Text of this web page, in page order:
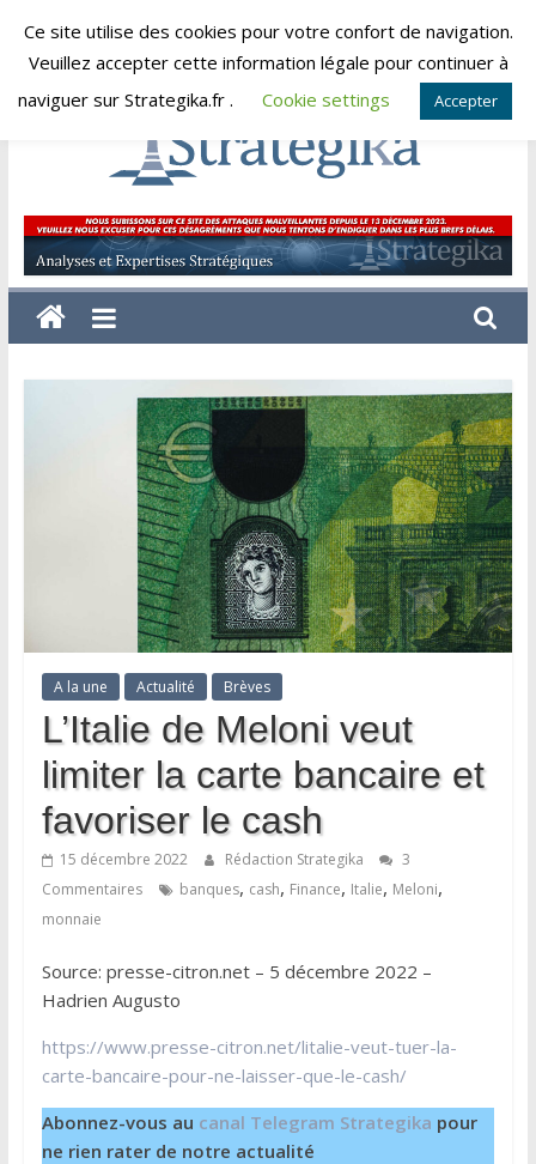
Skip
lundi, août 10, 2026
Strategika
Expertise
et
Analyses
A la une Actualité Brèves
L’Italie de Meloni veut
limiter la carte bancaire et
favoriser le cash
15 décembre 2022 Rédaction Strategika
3
Commentaires
banques, cash, Finance, Italie, Meloni,
monnaie
Source: presse-citron.net – 5 décembre 2022 –
Hadrien Augusto
https://www.presse-citron.net/litalie-veut-tuer-la-
carte-bancaire-pour-ne-laisser-que-le-cash/
Abonnez-vous au canal Telegram Strategika pour
ne rien rater de notre actualité
Ce site utilise des cookies pour votre confort de navigation.
Veuillez accepter cette information légale pour continuer à
naviguer sur Strategika.fr .
Cookie settings Accepter